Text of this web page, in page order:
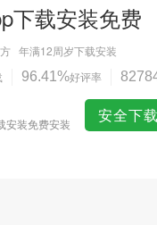
下载安装免费
年满12周岁下载安装
96.41%好评率
安装免费安装
安全下载